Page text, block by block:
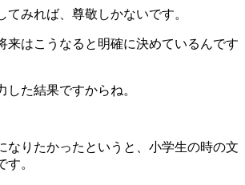
てみれば、尊敬しかないです。
来はこうなると明確に決めているんです
した結果ですからね。
なりたかったというと、小学生の時の文
。